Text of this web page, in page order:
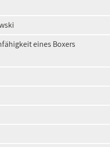
eines Boxers